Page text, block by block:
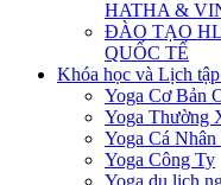
HATHA &
ĐÀO TẠO
QUỐC TẾ
Khóa học và Lịch tập
Yoga Cơ Bản
Yoga Thường
Yoga Cá Nhân
Yoga Công Ty
Yoga du lịch